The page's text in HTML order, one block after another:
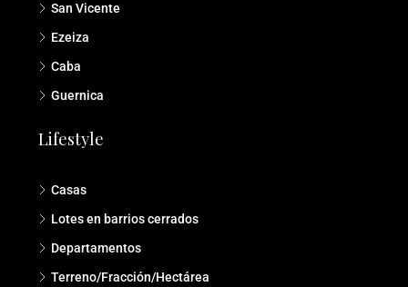
San Vicente
Ezeiza
Caba
Guernica
Lifestyle
Casas
Lotes en barrios cerrados
Departamentos
Terreno/Fracción/Hectárea